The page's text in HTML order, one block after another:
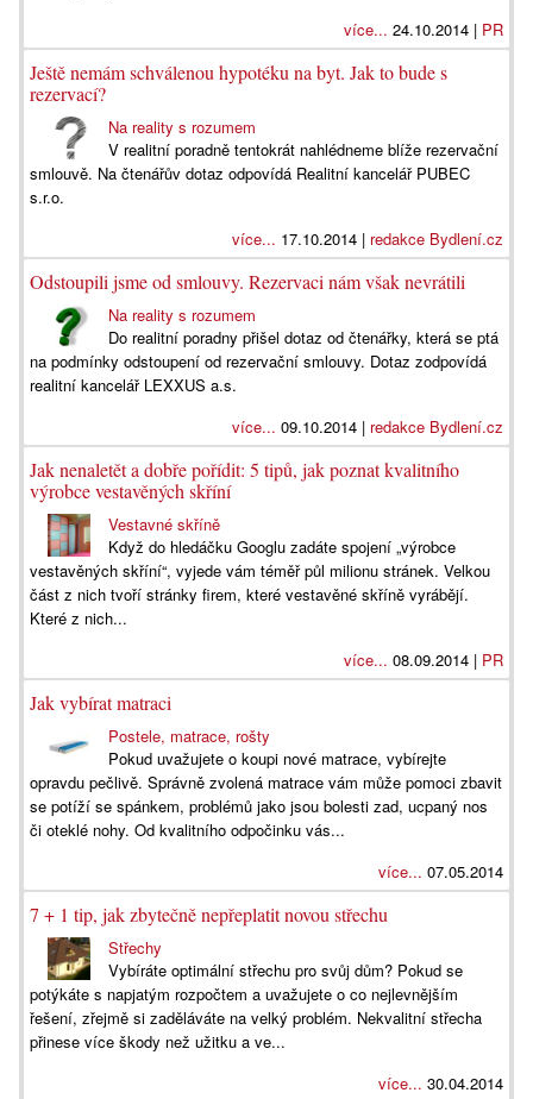
více... 24.10.2014 | PR
Ještě nemám schválenou hypotéku na byt. Jak to bude s
rezervací?
Na reality s rozumem
V realitní poradně tentokrát nahlédneme blíže rezervační
smlouvě. Na čtenářův dotaz odpovídá Realitní kancelář PUBEC
s.r.o.
více... 17.10.2014 | redakce Bydlení.cz
Odstoupili jsme od smlouvy. Rezervaci nám však nevrátili
Na reality s rozumem
Do realitní poradny přišel dotaz od čtenářky, která se ptá
na podmínky odstoupení od rezervační smlouvy. Dotaz zodpovídá
realitní kancelář LEXXUS a.s.
více... 09.10.2014 | redakce Bydlení.cz
Jak nenaletět a dobře pořídit: 5 tipů, jak poznat kvalitního
výrobce vestavěných skříní
Vestavné skříně
Když do hledáčku Googlu zadáte spojení „výrobce
vestavěných skříní“, vyjede vám téměř půl milionu stránek. Velkou
část z nich tvoří stránky firem, které vestavěné skříně vyrábějí.
Které z nich...
více... 08.09.2014 | PR
Jak vybírat matraci
Postele, matrace, rošty
Pokud uvažujete o koupi nové matrace, vybírejte
opravdu pečlivě. Správně zvolená matrace vám může pomoci zbavit
se potíží se spánkem, problémů jako jsou bolesti zad, ucpaný nos
či oteklé nohy. Od kvalitního odpočinku vás...
více... 07.05.2014
7 + 1 tip, jak zbytečně nepřeplatit novou střechu
Střechy
Vybíráte optimální střechu pro svůj dům? Pokud se
potýkáte s napjatým rozpočtem a uvažujete o co nejlevnějším
řešení, zřejmě si zaděláváte na velký problém. Nekvalitní střecha
přinese více škody než užitku a ve...
více... 30.04.2014